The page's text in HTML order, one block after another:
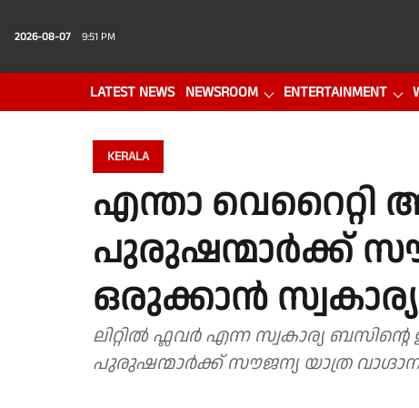
2026-08-07 9:51 PM
LATEST NEWS NEWSROOM ENTERTAINMENT
KERALA
എന്താ വെറൈറ്റി
പുരുഷന്മാർക്ക്
ഒരുക്കാൻ
ലിറ്റില്‍ ഫ്ലവർ എന്ന സ്വകാര്യ
പുരുഷന്മാർക്ക് സൗജന്യ യാത്ര